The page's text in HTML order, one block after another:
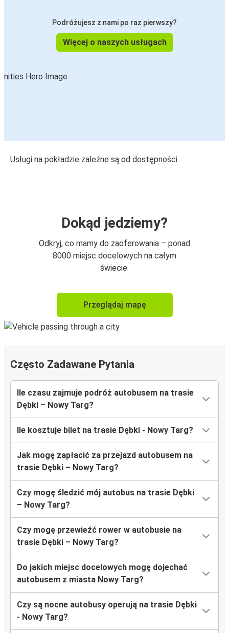
Podróżujesz z nami po raz pierwszy?
Więcej o naszych usługach
Usługi na pokładzie zależne są od dostępności
Dokąd jedziemy?
Odkryj, co mamy do zaoferowania – ponad
8000 miejsc docelowych na całym
świecie.
Przeglądaj mapę
Często Zadawane Pytania
Ile czasu zajmuje podróż autobusem na trasie
Dębki – Nowy Targ?
Ile kosztuje bilet na trasie Dębki - Nowy Targ?
Jak mogę zapłacić za przejazd autobusem na
trasie Dębki – Nowy Targ?
Czy mogę śledzić mój autobus na trasie Dębki
– Nowy Targ?
Czy mogę przewieźć rower w autobusie na
trasie Dębki – Nowy Targ?
Do jakich miejsc docelowych mogę dojechać
autobusem z miasta Nowy Targ?
Czy są nocne autobusy operują na trasie Dębki
- Nowy Targ?